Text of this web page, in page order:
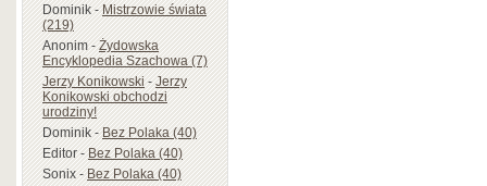
Dominik-Mistrzowie świata
(219)
Anonim-Żydowska
Encyklopedia Szachowa (7)
Jerzy Konikowski-Jerzy
Konikowski obchodzi
urodziny!
Dominik-Bez Polaka (40)
Editor-Bez Polaka (40)
Sonix-Bez Polaka (40)